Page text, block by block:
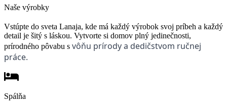
môžete
vybrať
na
stránke
Naše výrobky
Vstúpte do sveta Lanaja, kde má každý výrobok svoj príbeh a každý
detail je šitý s láskou. Vytvorte si domov plný jedinečnosti,
prírodného pôvabu s vôňu prírody a dedičstvom ručnej
práce.
Spálňa